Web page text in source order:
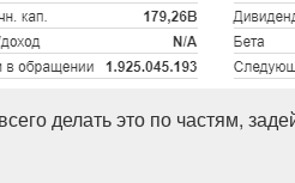
делать это по частям,